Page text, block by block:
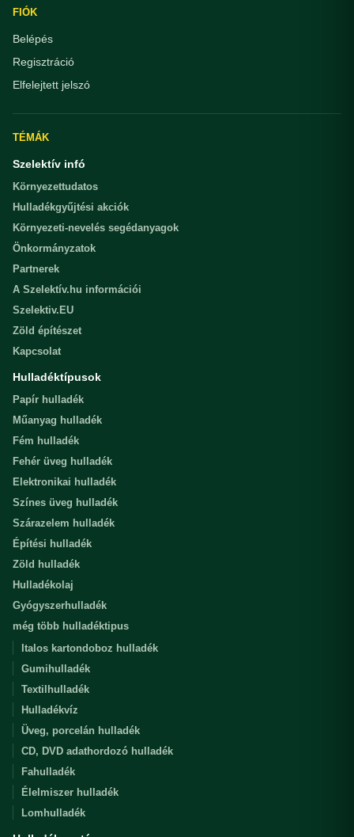
FIÓK
Belépés
Regisztráció
Elfelejtett jelszó
TÉMÁK
Szelektív infó
Környezettudatos
Hulladékgyűjtési akciók
Környezeti-nevelés segédanyagok
Önkormányzatok
Partnerek
A Szelektív.hu információi
Szelektiv.EU
Zöld építészet
Kapcsolat
Hulladéktípusok
Papír hulladék
Műanyag hulladék
Fém hulladék
Fehér üveg hulladék
Elektronikai hulladék
Színes üveg hulladék
Szárazelem hulladék
Építési hulladék
Zöld hulladék
Hulladékolaj
Gyógyszerhulladék
még több hulladéktipus
Italos kartondoboz hulladék
Gumihulladék
Textilhulladék
Hulladékvíz
Üveg, porcelán hulladék
CD, DVD adathordozó hulladék
Fahulladék
Élelmiszer hulladék
Lomhulladék